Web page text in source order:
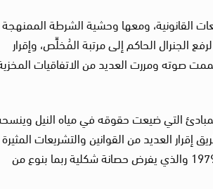
القانونية، ومعها وحشية الشرطة الممنهجة
الجنرال الحاكم إلى مرتبة المُخلِّص، وإقرار
ومررت العديد من الاتفاقيات
التي ضيعت حقوقه في مياه النيل
العديد من القوانين والتشريعات المثيرة
للجدل، والذي كان أحدها تعديل قانون المحكمة الدستورية رقم 48 لسنة 1979 والذي يفرض حصانة شكلية ربما بنوع من